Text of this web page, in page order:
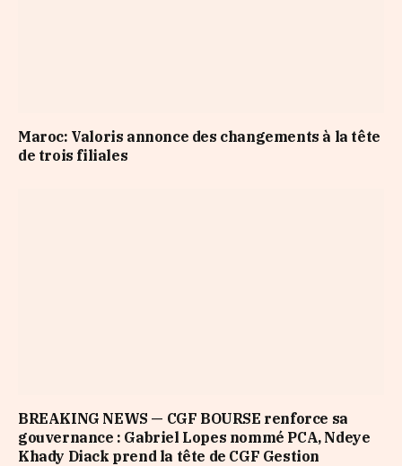
Maroc: Valoris annonce des changements à la tête
de trois filiales
BREAKING NEWS — CGF BOURSE renforce sa
gouvernance : Gabriel Lopes nommé PCA, Ndeye
Khady Diack prend la tête de CGF Gestion